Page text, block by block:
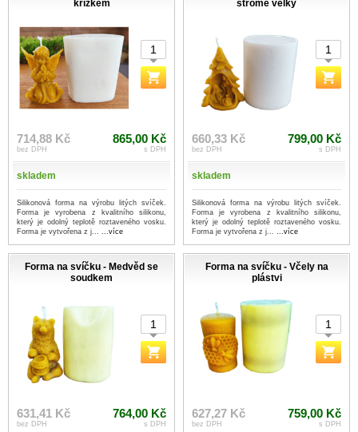
křížkem
714,88 Kč
bez DPH
865,00 Kč
s DPH
skladem
Silikonová forma na výrobu litých svíček.
Forma je vyrobena z kvalitního silikonu,
který je odolný teplotě roztaveného vosku.
Forma je vytvořena z j... ...více
stromě velký
660,33 Kč
bez DPH
799,00 Kč
s DPH
skladem
Silikonová forma na výrobu litých svíček.
Forma je vyrobena z kvalitního silikonu,
který je odolný teplotě roztaveného vosku.
Forma je vytvořena z j... ...více
Forma na svíčku - Medvěd se
soudkem
631,41 Kč
bez DPH
764,00 Kč
s DPH
Forma na svíčku - Včely na
plástvi
627,27 Kč
bez DPH
759,00 Kč
s DPH